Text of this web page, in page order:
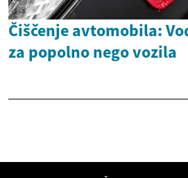
Čiščenje avtomobila:
za popolno nego vozila